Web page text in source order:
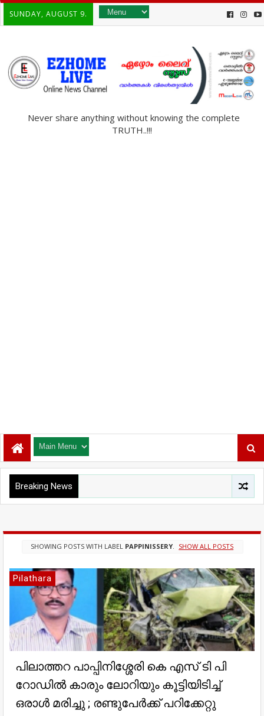
SUNDAY, AUGUST 9.
Never share anything without knowing the complete
TRUTH..!!!
Breaking News
SHOWING POSTS WITH LABEL PAPPINISSERY. SHOW ALL POSTS
Pilathara
പിലാത്തറ പാപ്പിനിശ്ശേരി കെ എസ് ടി പി
റോഡിൽ കാരും ലോറിയും കൂട്ടിയിടിച്ച്
ഒരാൾ മരിച്ചു ; രണ്ടുപേർക്ക് പറിക്കേറ്റു